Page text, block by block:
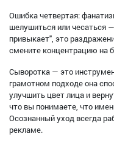
Ошибка четвертая:
шелушиться или чесаться
привыкает", это
смените концентрацию на
Сыворотка — это
грамотном подходе она
улучшить цвет лица и
что вы понимаете, что
Осознанный уход всегда
рекламе.